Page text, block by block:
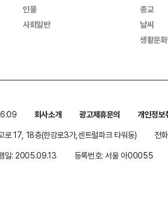
인물
사회일반
종교
날씨
생활문
회사소개 광고제휴문의
개인정보
로 17, 18층(한강로3가,센트럴파크 타워동)
전
일: 2005.09.13 등록번호: 서울 아00055